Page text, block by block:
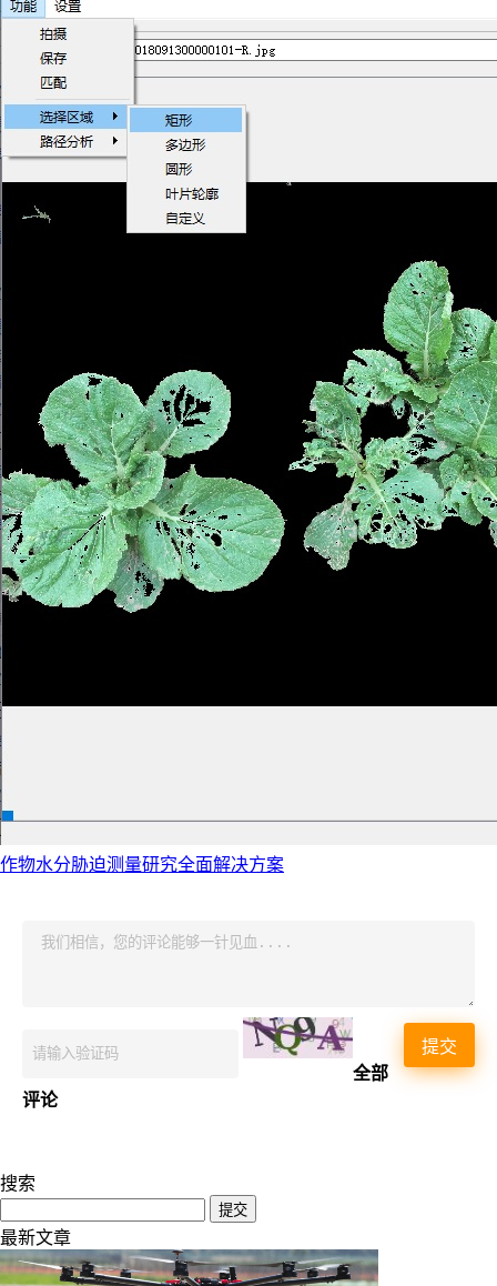
作物水分胁迫测量研究全面解决方案
提交
全部
评论
搜索
提交
最新文章